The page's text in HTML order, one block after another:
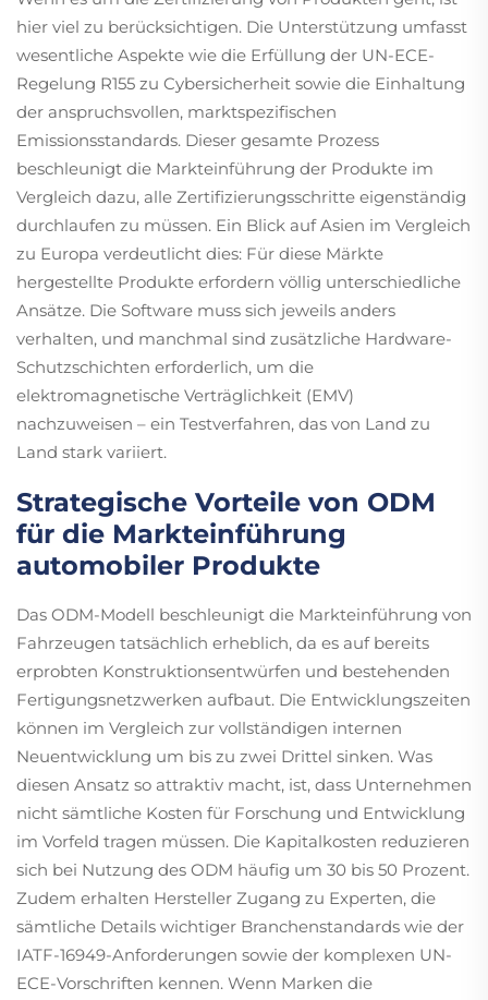
hier viel zu berücksichtigen. Die Unterstützung umfasst
wesentliche Aspekte wie die Erfüllung der UN-ECE-
Regelung R155 zu Cybersicherheit sowie die Einhaltung
der anspruchsvollen, marktspezifischen
Emissionsstandards. Dieser gesamte Prozess
beschleunigt die Markteinführung der Produkte im
Vergleich dazu, alle Zertifizierungsschritte eigenständig
durchlaufen zu müssen. Ein Blick auf Asien im Vergleich
zu Europa verdeutlicht dies: Für diese Märkte
hergestellte Produkte erfordern völlig unterschiedliche
Ansätze. Die Software muss sich jeweils anders
verhalten, und manchmal sind zusätzliche Hardware-
Schutzschichten erforderlich, um die
elektromagnetische Verträglichkeit (EMV)
nachzuweisen – ein Testverfahren, das von Land zu
Land stark variiert.
Strategische Vorteile von ODM
für die Markteinführung
automobiler Produkte
Das ODM-Modell beschleunigt die Markteinführung von
Fahrzeugen tatsächlich erheblich, da es auf bereits
erprobten Konstruktionsentwürfen und bestehenden
Fertigungsnetzwerken aufbaut. Die Entwicklungszeiten
können im Vergleich zur vollständigen internen
Neuentwicklung um bis zu zwei Drittel sinken. Was
diesen Ansatz so attraktiv macht, ist, dass Unternehmen
nicht sämtliche Kosten für Forschung und Entwicklung
im Vorfeld tragen müssen. Die Kapitalkosten reduzieren
sich bei Nutzung des ODM häufig um 30 bis 50 Prozent.
Zudem erhalten Hersteller Zugang zu Experten, die
sämtliche Details wichtiger Branchenstandards wie der
IATF-16949-Anforderungen sowie der komplexen UN-
ECE-Vorschriften kennen. Wenn Marken die